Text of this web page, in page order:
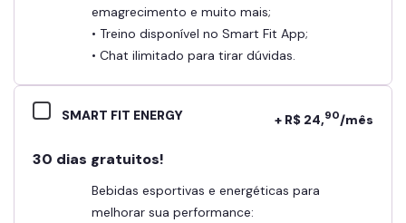
emagrecimento e muito mais;
• Treino disponível no Smart Fit App;
• Chat ilimitado para tirar dúvidas.
SMART FIT ENERGY + R$ 24,90/mês
30 dias gratuitos!
Bebidas esportivas e energéticas para
melhorar sua performance: